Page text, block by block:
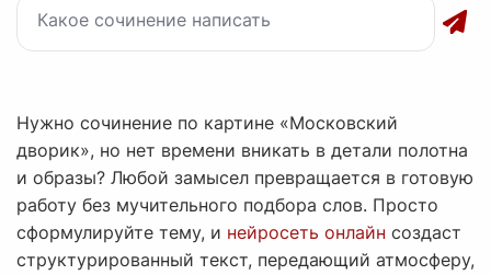
Нужно сочинение по картине «Московский
дворик», но нет времени вникать в детали полотна
и образы? Любой замысел превращается в готовую
работу без мучительного подбора слов. Просто
сформулируйте тему, и нейросеть онлайн создаст
структурированный текст, передающий атмосферу,